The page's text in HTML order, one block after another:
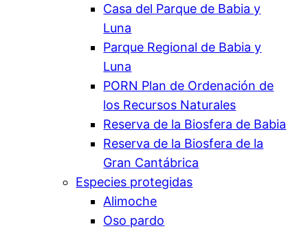
Casa del Parque de Babia y
Luna
Parque Regional de Babia y
Luna
PORN Plan de Ordenación de
los Recursos Naturales
Reserva de la Biosfera de Babia
Reserva de la Biosfera de la
Gran Cantábrica
Especies protegidas
Alimoche
Oso pardo